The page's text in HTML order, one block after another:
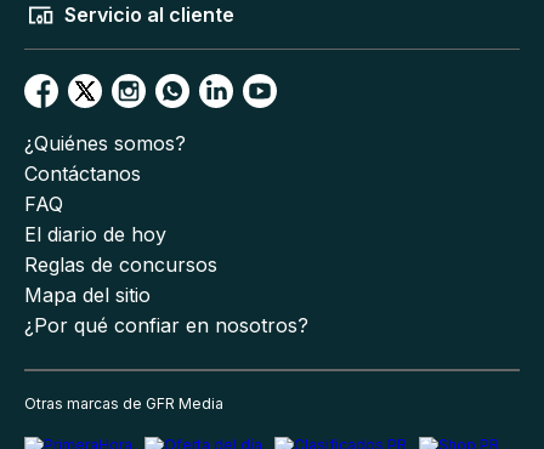
Servicio al cliente
¿Quiénes somos?
Contáctanos
FAQ
El diario de hoy
Reglas de concursos
Mapa del sitio
¿Por qué confiar en nosotros?
Otras marcas de GFR Media